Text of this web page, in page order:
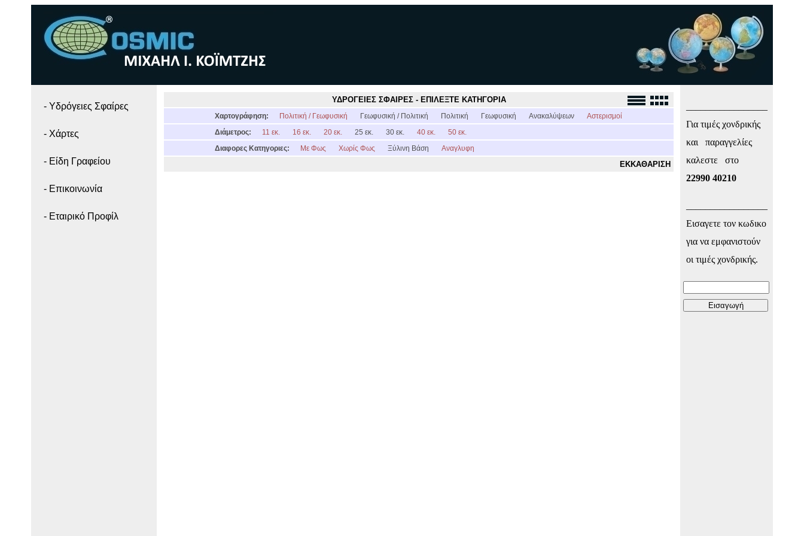
- Yδρόγειες Σφαίρες
- Χάρτες
- Είδη Γραφείου
- Επικοινωνία
- Εταιρικό Προφίλ
ΥΔΡΟΓΕΙΕΣ ΣΦΑΙΡΕΣ - ΕΠΙΛΕΞΤΕ ΚΑΤΗΓΟΡΙΑ
Χαρτογράφηση: Πολιτική / Γεωφυσική Γεωφυσική / Πολιτική Πολιτική Γεωφυσική Ανακαλύψεων
Αστερισμοί
Διάμετρος:
11 εκ. 16 εκ. 20 εκ. 25 εκ. 30 εκ. 40 εκ.
50 εκ.
Διαφορες Κατηγοριες:
Με Φως Χωρίς Φως Ξύλινη Βάση Αναγλυφη
ΕΚΚΑΘΑΡΙΣΗ
Για τιμές χονδρικής
και παραγγελίες
καλεστε στο
22990 40210
Εισαγετε τον κωδικο
για να εμφανιστούν
οι τιμές χονδρικής.